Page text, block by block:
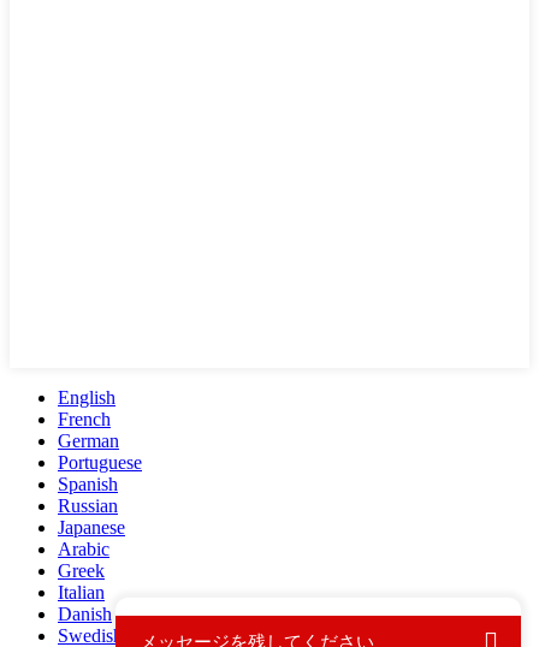
メッセージを残してください
English
French
German
Portuguese
Spanish
Russian
Japanese
Arabic
Greek
Italian
Danish
Swedish